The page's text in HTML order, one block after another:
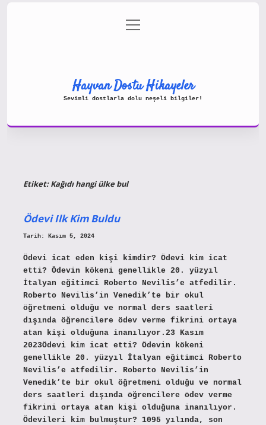
Gizlilik Politikası
menüyü
aç
Hayvan Dostu Hikayeler
Sevimli dostlarla dolu neşeli bilgiler!
Etiket:Kağıdı hangi ülke bul
Ödevi Ilk Kim Buldu
Tarih: Kasım 5, 2024
Ödevi icat eden kişi kimdir? Ödevi kim icat
etti? Ödevin kökeni genellikle 20. yüzyıl
İtalyan eğitimci Roberto Nevilis’e atfedilir.
Roberto Nevilis’in Venedik’te bir okul
öğretmeni olduğu ve normal ders saatleri
dışında öğrencilere ödev verme fikrini ortaya
atan kişi olduğuna inanılıyor.23 Kasım
2023Ödevi kim icat etti? Ödevin kökeni
genellikle 20. yüzyıl İtalyan eğitimci Roberto
Nevilis’e atfedilir. Roberto Nevilis’in
Venedik’te bir okul öğretmeni olduğu ve normal
ders saatleri dışında öğrencilere ödev verme
fikrini ortaya atan kişi olduğuna inanılıyor.
Ödevileri kim bulmuştur? 1095 yılında, son